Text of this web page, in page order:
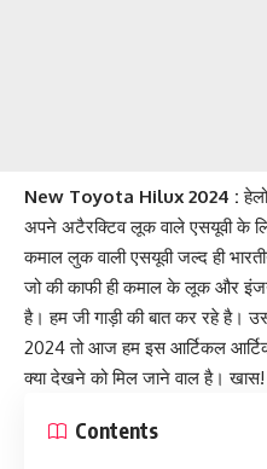
New Toyota Hilux 2024 :
अपने अटैरक्टिव लूक वाले एसयूवी के
कमाल लुक वाली एसयूवी जल्द ही
जो की काफी ही कमाल के लूक और
है। हम जी गाड़ी की बात कर रहे है।
2024 तो आज हम इस आर्टिकल
क्या देखने को मिल जाने वाल है। खास!
Contents